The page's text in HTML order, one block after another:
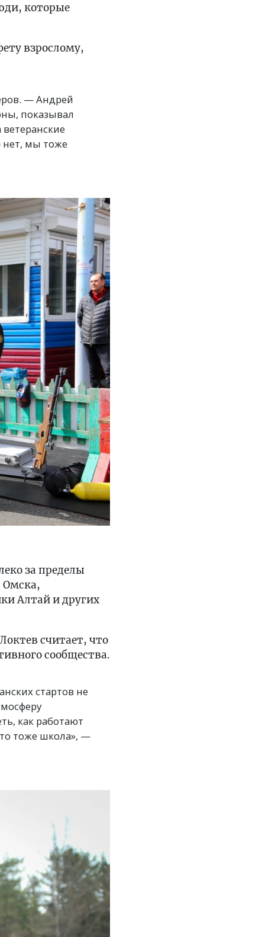
которые
взрослому,
— Андрей
показывал
нет, мы тоже
за пределы
Омска,
Алтай и других
считает, что
сообщества.
стартов не
как работают
тоже школа», —